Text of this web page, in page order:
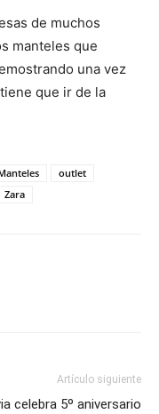
de muchos
manteles que
una vez
que ir de la
outlet
Zara
Artículo siguiente
celebra 5º aniversario